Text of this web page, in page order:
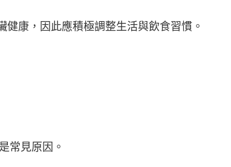
康，因此應積極調整生活與飲食習慣。
常見原因。